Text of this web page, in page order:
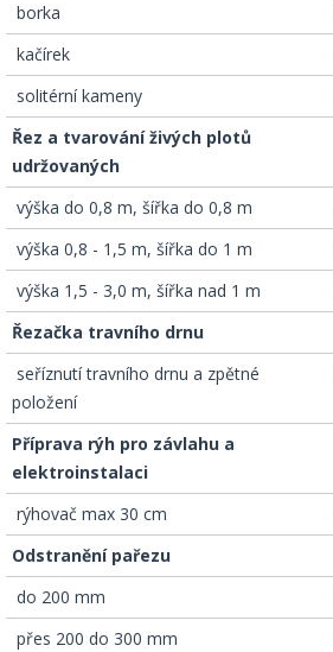
­ borka
­ kačírek
­ solitérní kameny
Řez a tvarování živých plotů
udržovaných
­ výška do 0,8 m, šířka do 0,8 m
­ výška 0,8 - 1,5 m, šířka do 1 m
­ výška 1,5 - 3,0 m, šířka nad 1 m
Řezačka travního drnu
­ seříznutí travního drnu a zpětné
položení
Příprava rýh pro závlahu a
elektroinstalaci
­ rýhovač max 30 cm
Odstranění pařezu
­ do 200 mm
­ přes 200 do 300 mm